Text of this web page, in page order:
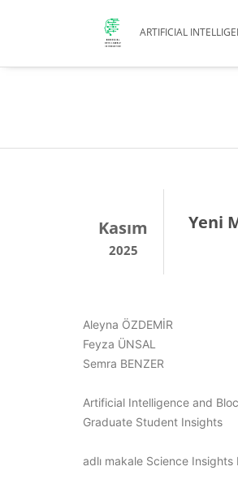
ARTIFICIAL
Kasım
2025
Yeni
Aleyna ÖZDEMİR
Feyza ÜNSAL
Semra BENZER
Artificial Intelligence and
Graduate Student Insights
adlı makale Science Insights